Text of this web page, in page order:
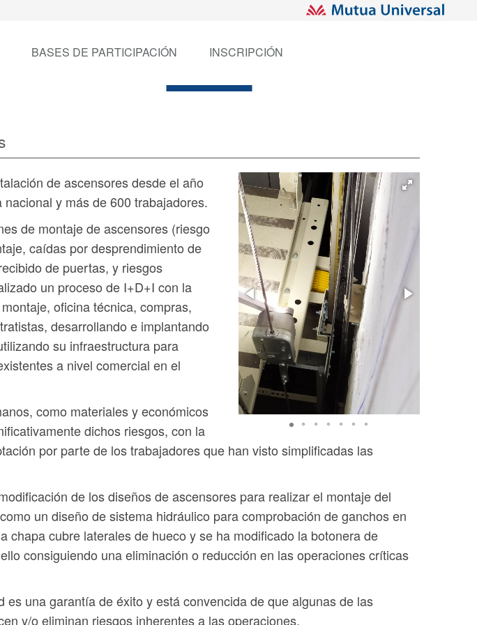
BASES DE PARTICIPACIÓN INSCRIPCIÓN
de ascensores desde el año
y más de 600 trabajadores.
de montaje de ascensores (riesgo
caídas por desprendimiento de
de puertas, y riesgos
un proceso de I+D+I con la
oficina técnica, compras,
desarrollando e implantando
su infraestructura para
a nivel comercial en el
como materiales y económicos
dichos riesgos, con la
por parte de los trabajadores que han visto simplificadas las
de los diseños de ascensores para realizar el montaje del
un diseño de sistema hidráulico para comprobación de ganchos en
cubre laterales de hueco y se ha modificado la botonera de
consiguiendo una eliminación o reducción en las operaciones críticas
una garantía de éxito y está convencida de que algunas de las
y/o eliminan riesgos inherentes a las operaciones.